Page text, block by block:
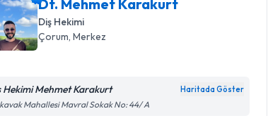
Dt. Mehmet Karakurt
Diş Hekimi
Çorum , Merkez
Hekimi Mehmet Karakurt Haritada Göster
Mahallesi Mavral Sokak No: 44/ A